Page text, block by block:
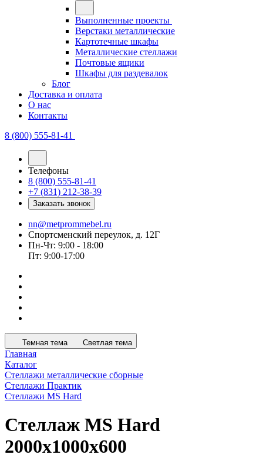
Выполненные проекты
Верстаки металлические
Картотечные шкафы
Металлические стеллажи
Почтовые ящики
Шкафы для раздевалок
Блог
Доставка и оплата
О нас
Контакты
8 (800) 555-81-41
Телефоны
8 (800) 555-81-41
+7 (831) 212-38-39
Заказать звонок
nn@metprommebel.ru
Спортсменский переулок, д. 12Г
Пн-Чт: 9:00 - 18:00
Пт: 9:00-17:00
Темная тема Светлая тема
Главная
Каталог
Стеллажи металлические сборные
Стеллажи Практик
Стеллажи MS Hard
Стеллаж MS Hard
2000x1000x600